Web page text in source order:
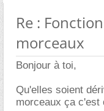
Re :
morceaux
Bonjour à toi,
Qu'elles soient
morceaux ça c'est